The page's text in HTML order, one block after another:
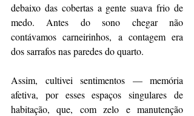
debaixo das cobertas a gente suava frio de
medo. Antes do sono chegar não
contávamos carneirinhos, a contagem era
dos sarrafos nas paredes do quarto.
Assim, cultivei sentimentos — memória
afetiva, por esses espaços singulares de
habitação, que, com zelo e manutenção